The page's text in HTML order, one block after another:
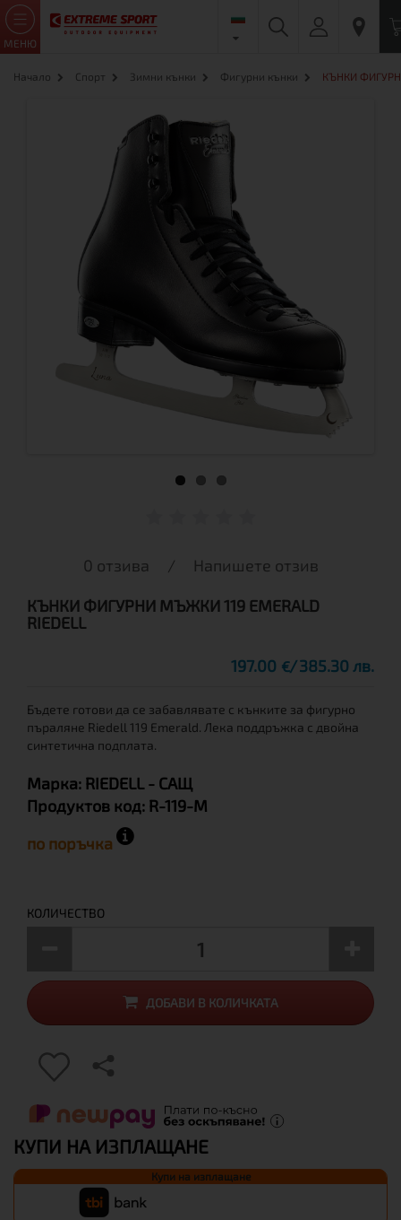
МЕНЮ
Начало Спорт Зимни кънки Фигурни кънки КЪНКИ
0 отзива / Напишете отзив
КЪНКИ ФИГУРНИ МЪЖКИ 119 EMERALD
RIEDELL
197.00 € 385.30 лв.
Бъдете готови да се забавлявате с кънките за фигурно
пъраляне Riedell 119 Emerald. Лека поддръжка с двойна
синтетична подплата.
Марка: RIEDELL - САЩ
Продуктов код: R-119-M
по поръчка
КОЛИЧЕСТВО
ДОБАВИ В КОЛИЧКАТА
КУПИ НА ИЗПЛАЩАНЕ
Купи на изплащане